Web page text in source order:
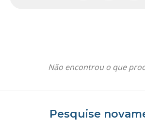
Não encontrou o que
Pesquise